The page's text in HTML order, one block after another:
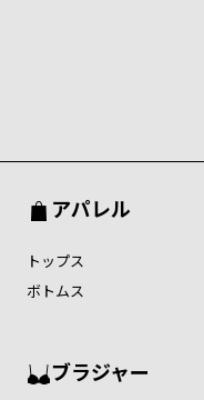
アパレル
トップス
ボトムス
ブラジャー